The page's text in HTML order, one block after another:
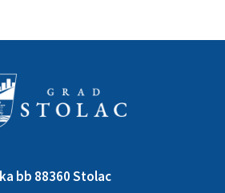
bb 88360 Stolac